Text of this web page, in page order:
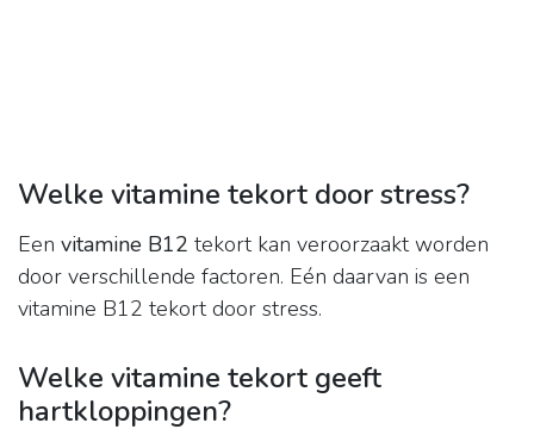
Welke vitamine tekort door stress?
Een vitamine B12 tekort kan veroorzaakt worden
door verschillende factoren. Eén daarvan is een
vitamine B12 tekort door stress.
Welke vitamine tekort geeft
hartkloppingen?